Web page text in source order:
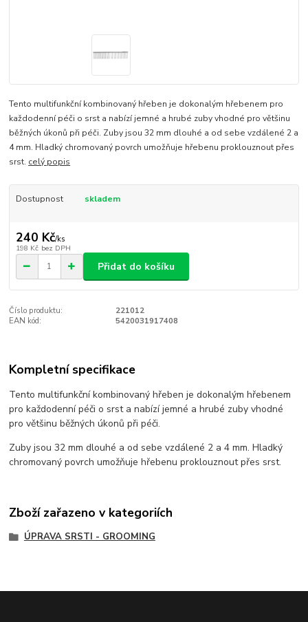
Tento multifunkční kombinovaný hřeben je dokonalým hřebenem pro
každodenní péči o srst a nabízí jemné a hrubé zuby vhodné pro většinu
běžných úkonů při péči. Zuby jsou 32 mm dlouhé a od sebe vzdálené 2 a
4 mm. Hladký chromovaný povrch umožňuje hřebenu proklouznout přes
srst. celý popis
Dostupnost skladem
240 Kč/ks
198 Kč bez DPH
Přidat do košíku
Číslo produktu:
221012
EAN kód:
5420031917408
Kompletní specifikace
Tento multifunkční kombinovaný hřeben je dokonalým hřebenem
pro každodenní péči o srst a nabízí jemné a hrubé zuby vhodné
pro většinu běžných úkonů při péči.
Zuby jsou 32 mm dlouhé a od sebe vzdálené 2 a 4 mm. Hladký
chromovaný povrch umožňuje hřebenu proklouznout přes srst.
Zboží zařazeno v kategoriích
ÚPRAVA SRSTI - GROOMING